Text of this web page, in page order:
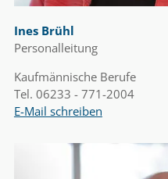
Ines Brühl
Personalleitung
Kaufmännische Berufe
Tel. 06233 - 771-2004
E-Mail schreiben